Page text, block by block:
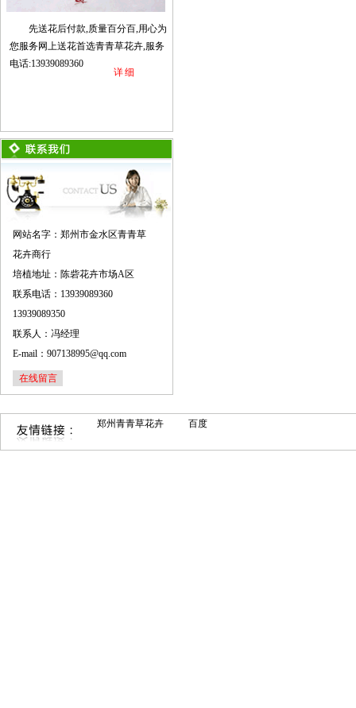
先送花后付款,质量百分百,用心为
您服务网上送花首选青青草花卉,服务
电话:13939089360
详细
网站名字：郑州市金水区青青草
花卉商行
培植地址：陈砦花卉市场A区
联系电话：13939089360
13939089350
联系人：冯经理
E-mail：907138995@qq.com
在线留言
郑州青青草花卉 百度